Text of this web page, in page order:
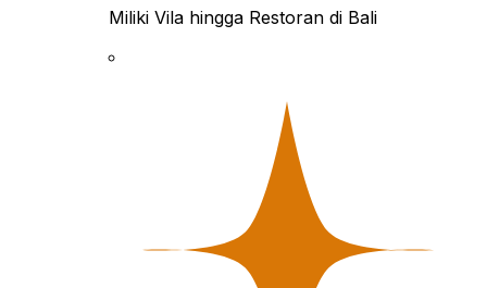
Miliki Vila hingga Restoran di Bali